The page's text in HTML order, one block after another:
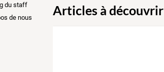
du staff
de nous
Articles à découvrir